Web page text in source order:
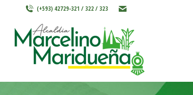
(+593) 42729-321 / 322 / 323